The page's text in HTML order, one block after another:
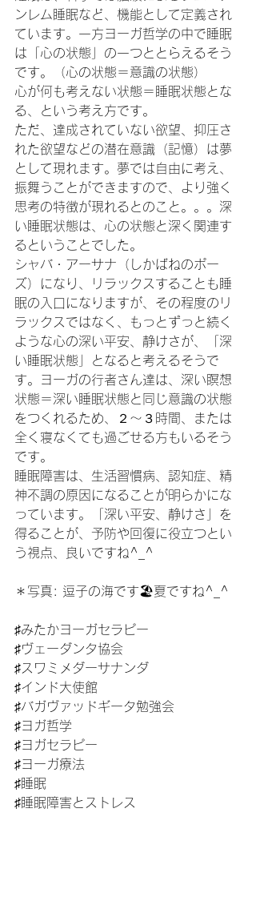
ンレム睡眠など、機能として定義され
ています。一方ヨーガ哲学の中で睡眠
は「心の状態」の一つととらえるそう
です。（心の状態＝意識の状態）
心が何も考えない状態＝睡眠状態とな
る、という考え方です。
ただ、達成されていない欲望、抑圧さ
れた欲望などの潜在意識（記憶）は夢
として現れます。夢では自由に考え、
振舞うことができますので、より強く
思考の特徴が現れるとのこと。。。深
い睡眠状態は、心の状態と深く関連す
るということでした。
シャバ・アーサナ（しかばねのポー
ズ）になり、リラックスすることも睡
眠の入口になりますが、その程度のリ
ラックスではなく、もっとずっと続く
ような心の深い平安、静けさが、「深
い睡眠状態」となると考えるそうで
す。ヨーガの行者さん達は、深い瞑想
状態＝深い睡眠状態と同じ意識の状態
をつくれるため、２～３時間、または
全く寝なくても過ごせる方もいるそう
です。
睡眠障害は、生活習慣病、認知症、精
神不調の原因になることが明らかにな
っています。「深い平安、静けさ」を
得ることが、予防や回復に役立つとい
う視点、良いですね^_^
＊写真: 逗子の海です🏖夏ですね^_^
♯みたかヨーガセラピー
♯ヴェーダンタ協会
♯スワミメダーサナンダ
♯インド大使館
♯バガヴァッドギータ勉強会
♯ヨガ哲学
♯ヨガセラピー
♯ヨーガ療法
♯睡眠
♯睡眠障害とストレス